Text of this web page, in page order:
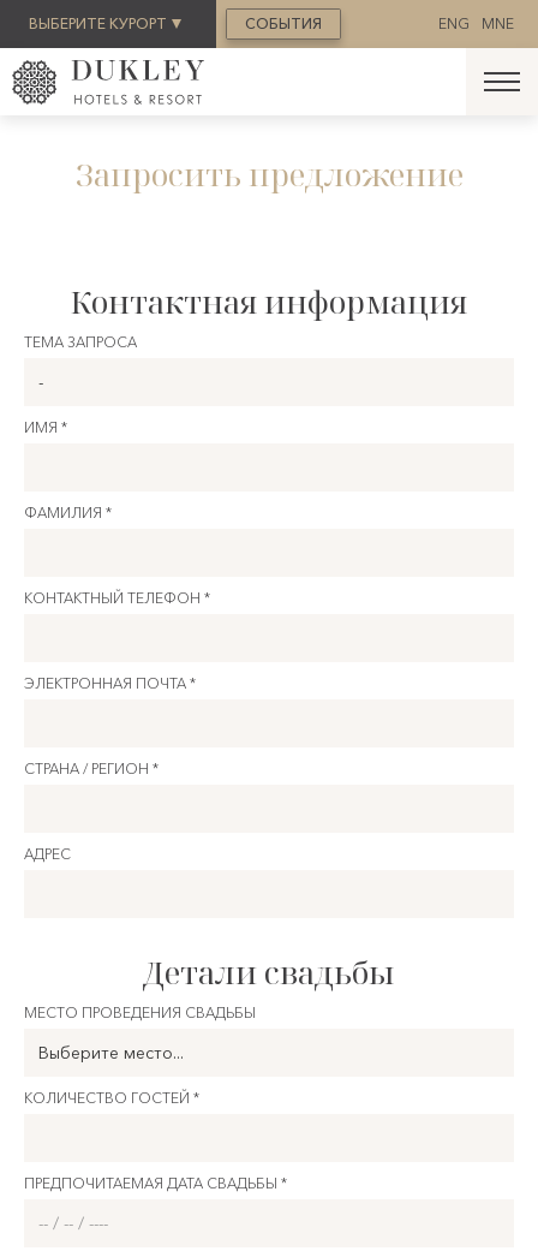
ВЫБЕРИТЕ КУРОРТ СОБЫТИЯ ENG MNE
Запросить предложение
Контактная информация
ТЕМА ЗАПРОСА
ИМЯ *
ФАМИЛИЯ *
КОНТАКТНЫЙ ТЕЛЕФОН *
ЭЛЕКТРОННАЯ ПОЧТА *
СТРАНА / РЕГИОН *
АДРЕС
Детали свадьбы
МЕСТО ПРОВЕДЕНИЯ СВАДЬБЫ
КОЛИЧЕСТВО ГОСТЕЙ *
ПРЕДПОЧИТАЕМАЯ ДАТА СВАДЬБЫ *